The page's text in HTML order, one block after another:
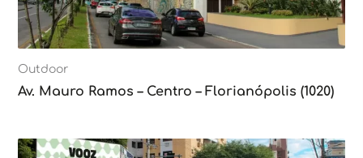
Outdoor
Av. Mauro Ramos – Centro – Florianópolis (1020)